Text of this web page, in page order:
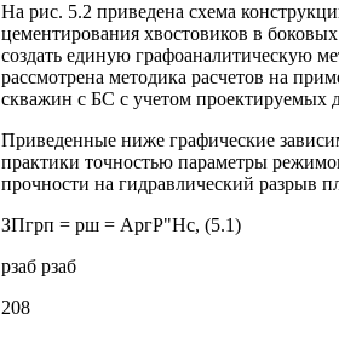
На рис. 5.2 приведена схема
цементирования хвостовиков в
создать единую графоаналитическую
рассмотрена методика расчетов на
скважин с БС с учетом проектируемых
Приведенные ниже графические
практики точностью параметры
прочности на гидравлический разрыв
ЗПгрп = pш = АpгР"Hс, (5.1)
pзаб pзаб
208